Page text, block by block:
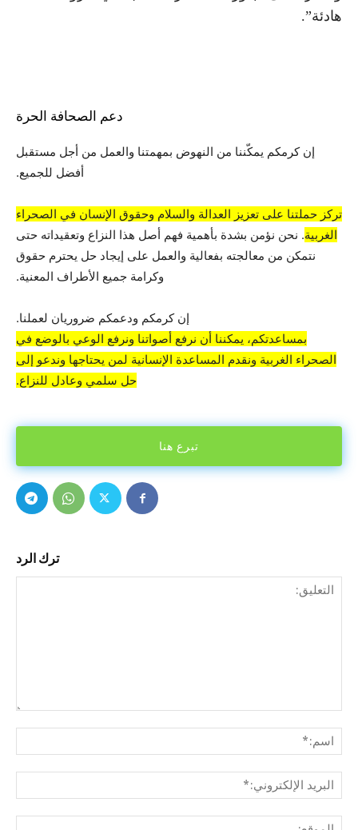
هادئة”.
دعم الصحافة الحرة
إن كرمكم يمكّننا من النهوض بمهمتنا والعمل من أجل مستقبل
أفضل للجميع.
تركز حملتنا على تعزيز العدالة والسلام وحقوق الإنسان في الصحراء
الغربية. نحن نؤمن بشدة بأهمية فهم أصل هذا النزاع وتعقيداته حتى
نتمكن من معالجته بفعالية والعمل على إيجاد حل يحترم حقوق
وكرامة جميع الأطراف المعنية.
إن كرمكم ودعمكم ضروريان لعملنا.
بمساعدتكم، يمكننا أن نرفع أصواتنا ونرفع الوعي بالوضع في
الصحراء الغربية ونقدم المساعدة الإنسانية لمن يحتاجها وندعو إلى
حل سلمي وعادل للنزاع.
تبرع هنا
ترك الرد